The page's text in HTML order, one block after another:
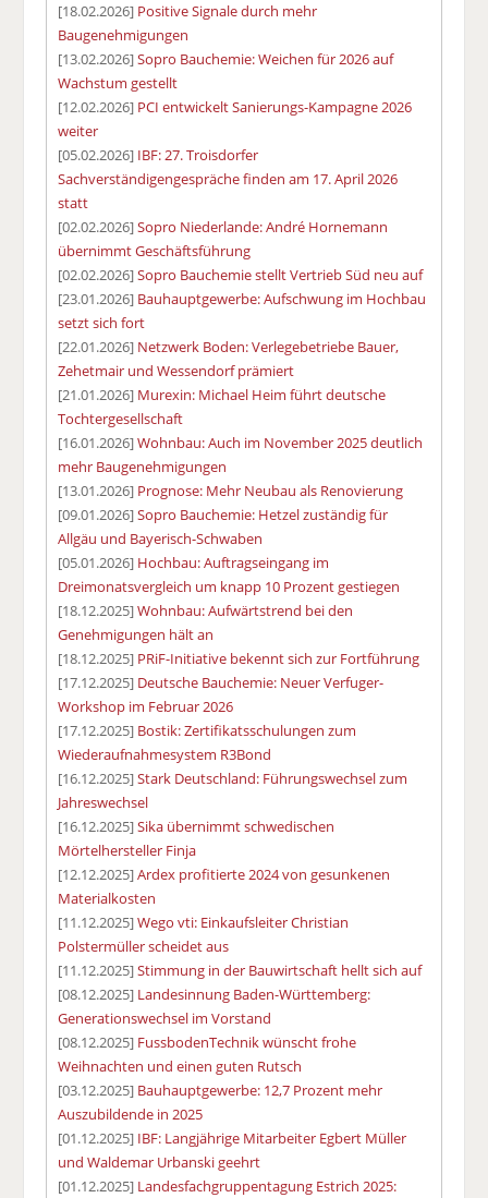
[18.02.2026] Positive Signale durch mehr
Baugenehmigungen
[13.02.2026]Sopro Bauchemie: Weichen für 2026 auf
Wachstum gestellt
[12.02.2026] PCI entwickelt Sanierungs-Kampagne 2026
weiter
[05.02.2026] IBF: 27. Troisdorfer
Sachverständigengespräche finden am 17. April 2026
statt
[02.02.2026]Sopro Niederlande: André Hornemann
übernimmt Geschäftsführung
[02.02.2026]Sopro Bauchemie stellt Vertrieb Süd neu auf
[23.01.2026] Bauhauptgewerbe: Aufschwung im Hochbau
setzt sich fort
[22.01.2026] Netzwerk Boden: Verlegebetriebe Bauer,
Zehetmair und Wessendorf prämiert
[21.01.2026] Murexin: Michael Heim führt deutsche
Tochtergesellschaft
[16.01.2026]Wohnbau: Auch im November 2025 deutlich
mehr Baugenehmigungen
[13.01.2026] Prognose: Mehr Neubau als Renovierung
[09.01.2026]Sopro Bauchemie: Hetzel zuständig für
Allgäu und Bayerisch-Schwaben
[05.01.2026] Hochbau: Auftragseingang im
Dreimonatsvergleich um knapp 10 Prozent gestiegen
[18.12.2025]Wohnbau: Aufwärtstrend bei den
Genehmigungen hält an
[18.12.2025] PRiF-Initiative bekennt sich zur Fortführung
[17.12.2025] Deutsche Bauchemie: Neuer Verfuger-
Workshop im Februar 2026
[17.12.2025] Bostik: Zertifikatsschulungen zum
Wiederaufnahmesystem R3Bond
[16.12.2025]Stark Deutschland: Führungswechsel zum
Jahreswechsel
[16.12.2025]Sika übernimmt schwedischen
Mörtelhersteller Finja
[12.12.2025]Ardex profitierte 2024 von gesunkenen
Materialkosten
[11.12.2025]Wego vti: Einkaufsleiter Christian
Polstermüller scheidet aus
[11.12.2025]Stimmung in der Bauwirtschaft hellt sich auf
[08.12.2025] Landesinnung Baden-Württemberg:
Generationswechsel im Vorstand
[08.12.2025] FussbodenTechnik wünscht frohe
Weihnachten und einen guten Rutsch
[03.12.2025] Bauhauptgewerbe: 12,7 Prozent mehr
Auszubildende in 2025
[01.12.2025] IBF: Langjährige Mitarbeiter Egbert Müller
und Waldemar Urbanski geehrt
[01.12.2025] Landesfachgruppentagung Estrich 2025: